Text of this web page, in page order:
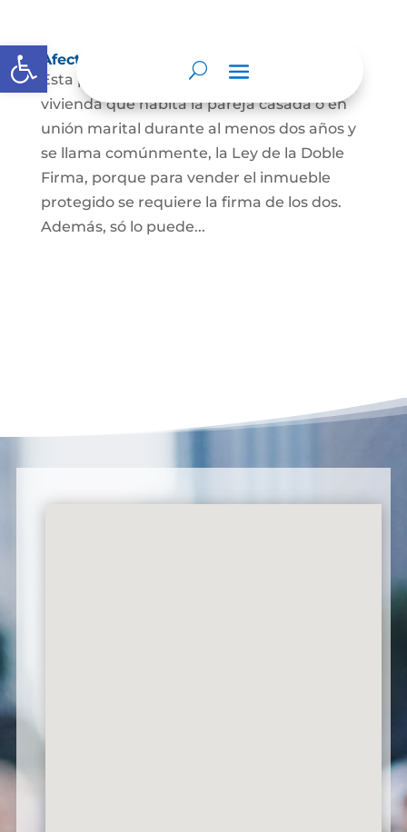
Abrir barra de herramientas
Afectación a Vivienda familiar
Esta protección la ordena la ley sobre la
vivienda que habita la pareja casada o en
unión marital durante al menos dos años y
se llama comúnmente, la Ley de la Doble
Firma, porque para vender el inmueble
protegido se requiere la firma de los dos.
Además, só lo puede...